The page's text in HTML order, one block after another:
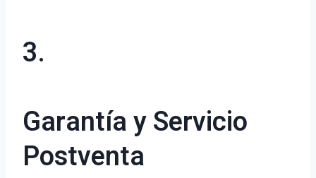
3.
Garantía y Servicio
Postventa